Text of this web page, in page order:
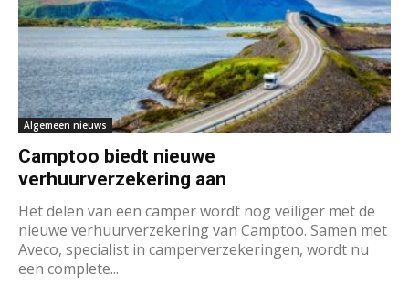
Algemeen nieuws
Camptoo biedt nieuwe
verhuurverzekering aan
Het delen van een camper wordt nog veiliger met de
nieuwe verhuurverzekering van Camptoo. Samen met
Aveco, specialist in camperverzekeringen, wordt nu
een complete...